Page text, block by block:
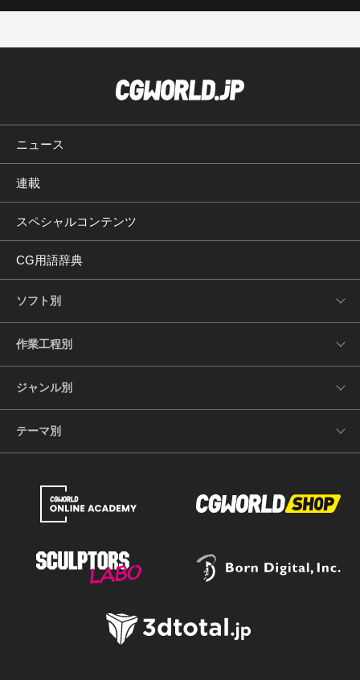
ニュース
連載
スペシャルコンテンツ
CG用語辞典
ソフト別
作業工程別
ジャンル別
テーマ別